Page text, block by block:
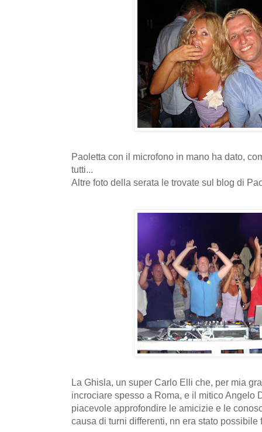
Paoletta con il microfono in mano ha dato,
tutti...
Altre foto della serata le trovate sul blog di
La Ghisla, un super Carlo Elli che, per mia
incrociare spesso a Roma, e il mitico Angelo
piacevole approfondire le amicizie e le
causa di turni differenti, nn era stato possibile